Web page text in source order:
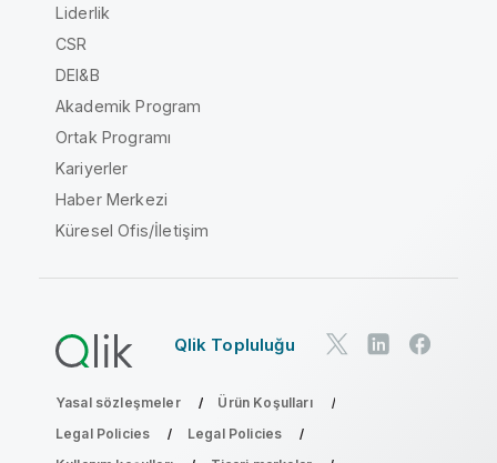
Liderlik
CSR
DEI&B
Akademik Program
Ortak Programı
Kariyerler
Haber Merkezi
Küresel Ofis/İletişim
Qlik Topluluğu
Yasal sözleşmeler
Ürün Koşulları
Legal Policies
Legal Policies